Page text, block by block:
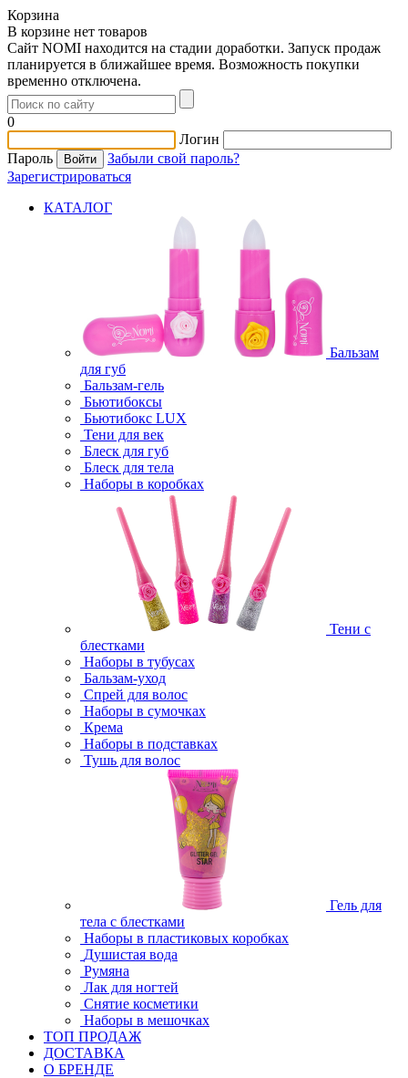
Корзина
В корзине нет товаров
Сайт NOMI находится на стадии доработки. Запуск продаж
планируется в ближайшее время. Возможность покупки
временно отключена.
0
Логин
Пароль
Забыли свой пароль?
Зарегистрироваться
КАТАЛОГ
Бальзам
для губ
Бальзам-гель
Бьютибоксы
Бьютибокс LUX
Тени для век
Блеск для губ
Блеск для тела
Наборы в коробках
Тени с
блестками
Наборы в тубусах
Бальзам-уход
Спрей для волос
Наборы в сумочках
Крема
Наборы в подставках
Тушь для волос
Гель для
тела с блестками
Наборы в пластиковых коробках
Душистая вода
Румяна
Лак для ногтей
Снятие косметики
Наборы в мешочках
ТОП ПРОДАЖ
ДОСТАВКА
О БРЕНДЕ